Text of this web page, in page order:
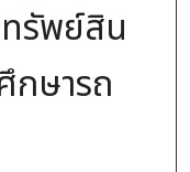
รัพย์สิน
กษารถ